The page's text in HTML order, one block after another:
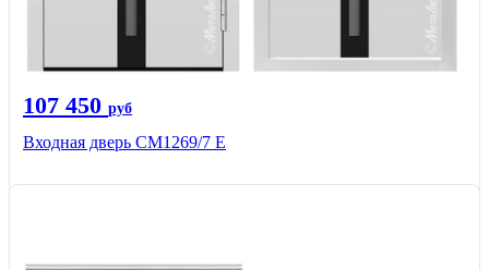
107 450 руб
Входная дверь CМ1269/7 Е